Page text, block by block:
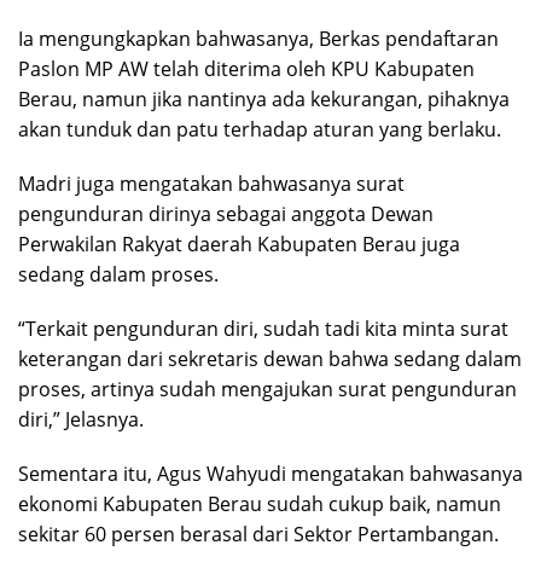
Ia mengungkapkan bahwasanya, Berkas pendaftaran
Paslon MP AW telah diterima oleh KPU Kabupaten
Berau, namun jika nantinya ada kekurangan, pihaknya
akan tunduk dan patu terhadap aturan yang berlaku.
Madri juga mengatakan bahwasanya surat
pengunduran dirinya sebagai anggota Dewan
Perwakilan Rakyat daerah Kabupaten Berau juga
sedang dalam proses.
“Terkait pengunduran diri, sudah tadi kita minta surat
keterangan dari sekretaris dewan bahwa sedang dalam
proses, artinya sudah mengajukan surat pengunduran
diri,” Jelasnya.
Sementara itu, Agus Wahyudi mengatakan bahwasanya
ekonomi Kabupaten Berau sudah cukup baik, namun
sekitar 60 persen berasal dari Sektor Pertambangan.